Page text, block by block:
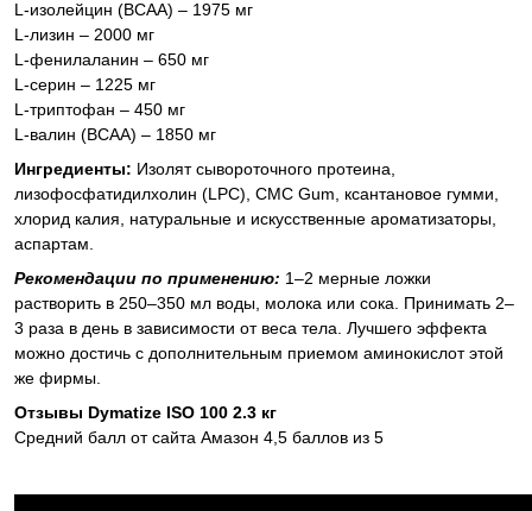
L-изолейцин (BCAA) – 1975 мг
L-лизин – 2000 мг
L-фенилаланин – 650 мг
L-серин – 1225 мг
L-триптофан – 450 мг
L-валин (BCAA) – 1850 мг
Ингредиенты: Изолят сывороточного протеина,
лизофосфатидилхолин (LPC), CMC Gum, ксантановое гумми,
хлорид калия, натуральные и искусственные ароматизаторы,
аспартам.
Рекомендации по применению: 1–2 мерные ложки
растворить в 250–350 мл воды, молока или сока. Принимать 2–
3 раза в день в зависимости от веса тела. Лучшего эффекта
можно достичь с дополнительным приемом аминокислот этой
же фирмы.
Отзывы Dymatize ISO 100 2.3 кг
Средний балл от сайта Амазон 4,5 баллов из 5